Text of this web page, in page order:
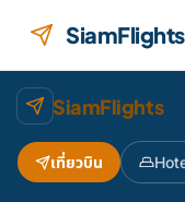
SiamFlights
SiamFlights
เที่ยวบิน